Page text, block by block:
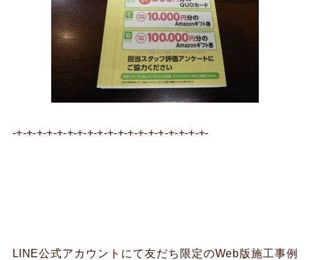
-+-+-+-+-+-+-+-+-+-+-+-+-+-+-+-+-+-+-+-
LINE公式アカウントにて友だち限定のWeb版施工事例